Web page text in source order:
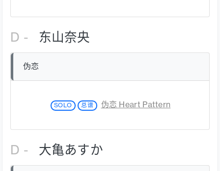
D - 东山奈央
伪恋
SOLO 总谱 伪恋 Heart Pattern
D - 大亀あすか